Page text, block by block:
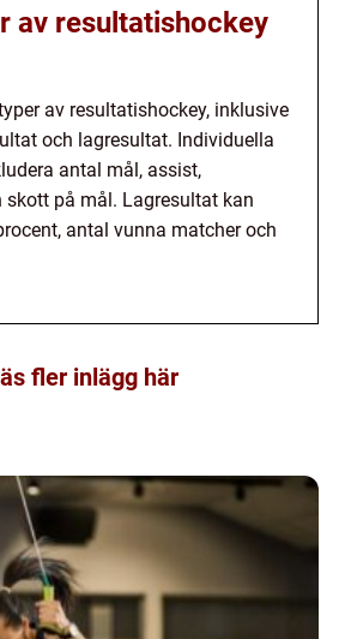
av resultatishockey
av resultatishockey, inklusive
och lagresultat. Individuella
antal mål, assist,
skott på mål. Lagresultat kan
antal vunna matcher och
fler inlägg här